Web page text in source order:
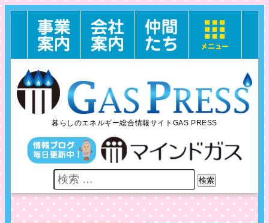
暮らしのエネルギー総合情報サイトGAS PRESS
検索